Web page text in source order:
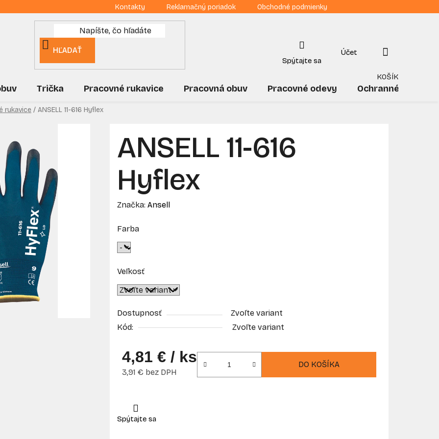
Kontakty Reklamačný poriadok Obchodné podmienky
HĽADAŤ
NÁKUPNÝ
KOŠÍK
Trička Pracovné rukavice Pracovná obuv Pracovné odevy Ochranné
rukavice / ANSELL 11-616 Hyflex
ANSELL 11-616
Hyflex
Značka: Ansell
Farba
Veľkosť
Dostupnosť
Zvoľte variant
Kód:
Zvoľte variant
4,81 € / ks
3,91 € bez DPH
DO KOŠÍKA